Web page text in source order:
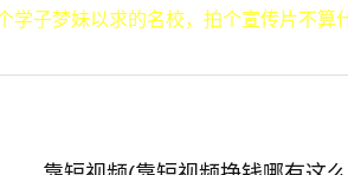
子梦妹以求的名校，拍个宣传片不算